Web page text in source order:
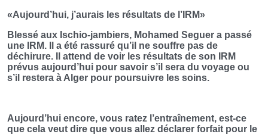
«Aujourd’hui, j’aurais les résultats de l’IRM»
Blessé aux Ischio-jambiers, Mohamed Seguer a passé
une IRM. Il a été rassuré qu’il ne souffre pas de
déchirure. Il attend de voir les résultats de son IRM
prévus aujourd’hui pour savoir s’il sera du voyage ou
s’il restera à Alger pour poursuivre les soins.
Aujourd’hui encore, vous ratez l’entraînement, est-ce
que cela veut dire que vous allez déclarer forfait pour le